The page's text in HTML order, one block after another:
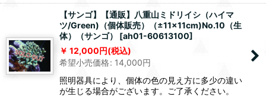
【サンゴ】【通販】八重山ミドリイシ（ハイマ
ツ/Green)（個体販売）（±11x11cm)No.10（生
体）（サンゴ）
[ah01-60613100]
12,000円(税込)
希望小売価格: 14,000円
照明器具により、個体の色の見え方に多少の違い
が生じる場合がございます。ご了承ください。